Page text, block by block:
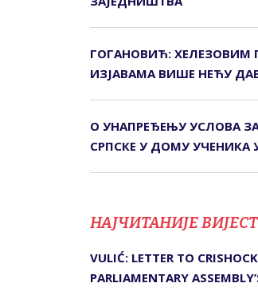
ГОГАНОВИЋ:
ИЗЈАВАМА ВИШЕ НЕЋУ
О УНАПРЕЂЕЊУ УСЛОВА
СРПСКЕ У ДОМУ УЧЕНИКА
НАЈЧИТАНИЈЕ
VULIĆ: LETTER TO
PARLIAMENTARY